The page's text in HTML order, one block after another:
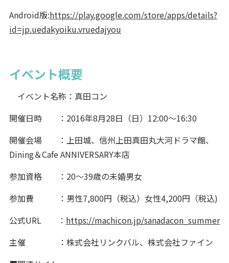
Android版:https://play.google.com/store/apps/details?
id=jp.uedakyoiku.vruedajyou
イベント概要
イベント名称：真田コン
開催日時 ：2016年8月28日（日）12:00～16:30
開催会場 ：上田城、信州上田真田丸大河ドラマ館、
Dining＆Cafe ANNIVERSARY本店
参加資格 ：20～39歳の未婚男女
参加費 ：男性7,800円（税込）女性4,200円（税込)
公式URL ： https://machicon.jp/sanadacon_summer
主催 ：株式会社リンクバル、株式会社ファイン